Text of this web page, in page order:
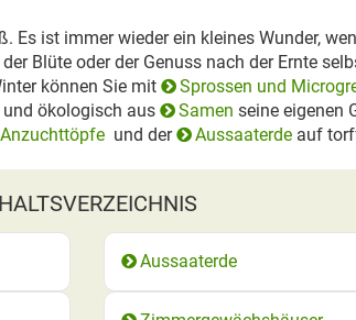
Es ist immer wieder ein kleines Wunder,
Blüte oder der Genuss nach der Ernte
können Sie mit
Sprossen und
ökologisch aus
Samen seine eigenen
Anzuchttöpfeund der Aussaaterdeauf
Aussaaterde